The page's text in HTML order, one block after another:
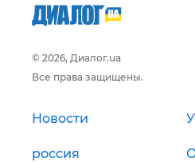
© 2026, Диалог.ua
Все права защищены.
Новости
россия